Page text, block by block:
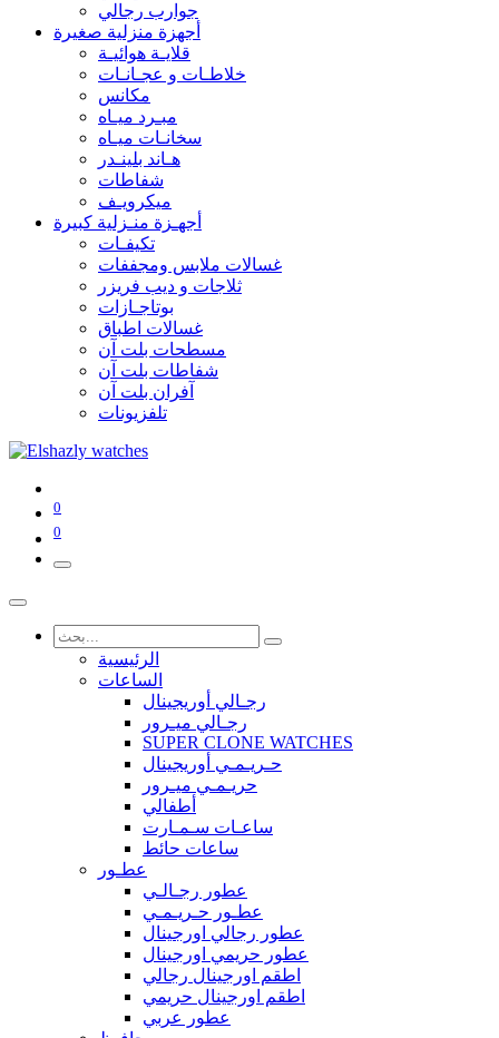
جوارب رجالي
أجهزة منزلية صغيرة
قلايـة هوائيـة
خلاطـات و عجـانـات
مكانس
مبـرد ميـاه
سخانـات ميـاه
هـاند بلينـدر
شفاطات
ميكرويـف
أجهـزة منـزلية كبيرة
تكيفـات
غسالات ملابس ومجففات
ثلاجات و ديب فريزر
بوتاجـازات
غسالات اطباق
مسطحات بلت آن
شفاطات بلت آن
آفران بلت آن
تلفزيونات
0
0
الرئيسية
الساعات
رجـالي أوريجينال
رجـالي ميـرور
SUPER CLONE WATCHES
حـريـمـي أوريجينال
حريـمـي ميـرور
أطفالي
ساعـات سـمـارت
ساعات حائط
عطـور
عطور رجـالـي
عطـور حـريـمـي
عطور رجالي اورجينال
عطور حريمي اورجينال
اطقم اورجينال رجالي
اطقم اورجينال حريمي
عطور عربي